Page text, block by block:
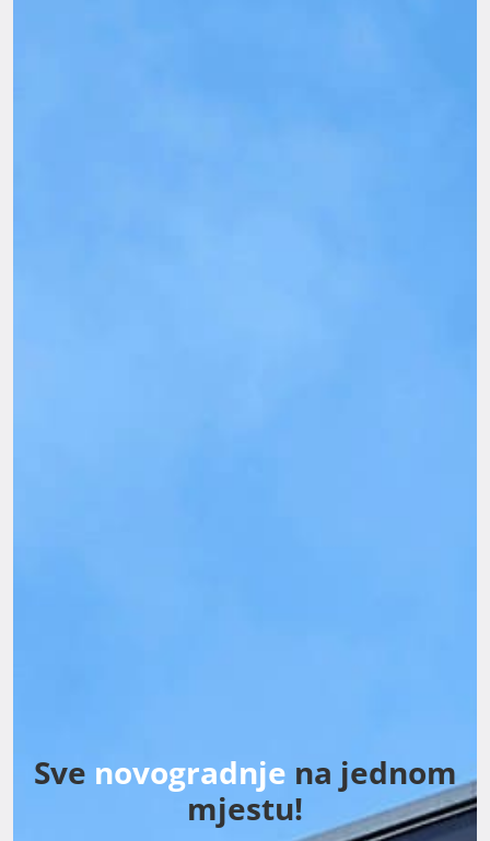
Sve novogradnje na jednom
mjestu!